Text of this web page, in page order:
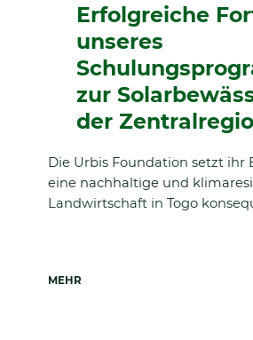
Erfolgreiche
unseres
zur
der
Die Urbis Foundation setzt ihr
eine nachhaltige und
Landwirtschaft in Togo
MEHR